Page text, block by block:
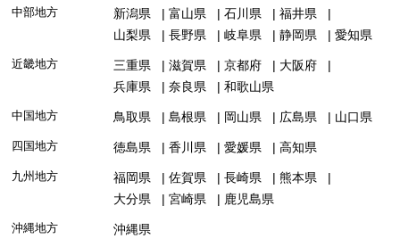
中部地方 新潟県 富山県 石川県
福井県
山梨県
長野県 岐阜県 静岡県 愛知県
近畿地方 三重県 滋賀県 京都府
大阪府
兵庫県
奈良県 和歌山県
中国地方 鳥取県 島根県 岡山県 広島県 山口県
四国地方 徳島県 香川県 愛媛県 高知県
九州地方 福岡県 佐賀県 長崎県
熊本県
大分県
宮崎県 鹿児島県
沖縄地方 沖縄県